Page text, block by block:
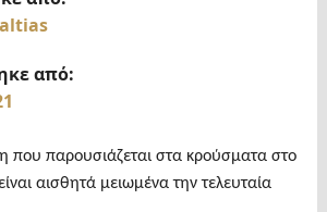
από:
που παρουσιάζεται στα κρούσματα στο
αισθητά μειωμένα την τελευταία